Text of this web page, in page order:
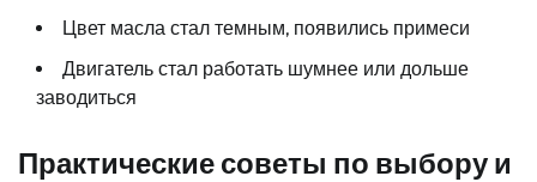
Цвет масла стал темным, появились примеси
Двигатель стал работать шумнее или дольше
заводиться
Практические советы по выбору и